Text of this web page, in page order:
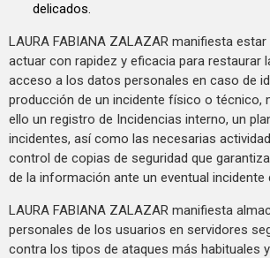
delicados.
LAURA FABIANA ZALAZAR manifiesta
actuar con rapidez y eficacia para restaurar
acceso a los datos personales en caso de
producción de un incidente físico o técnico,
ello un registro de Incidencias interno, un
incidentes, así como las necesarias
control de copias de seguridad que
de la información ante un eventual incidente
LAURA FABIANA ZALAZAR manifiesta
personales de los usuarios en servidores
contra los tipos de ataques más habituales